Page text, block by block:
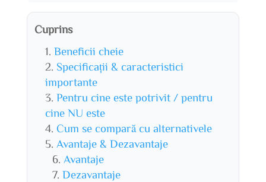
Cuprins
Beneficii cheie
Specificații & caracteristici
importante
Pentru cine este potrivit / pentru
cine NU este
Cum se compară cu alternativele
Avantaje & Dezavantaje
Avantaje
Dezavantaje